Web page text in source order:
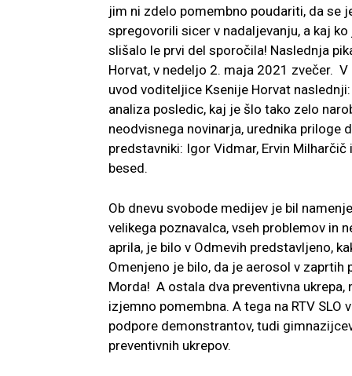
jim ni zdelo pomembno poudariti, da se
spregovorili sicer v nadaljevanju, a kaj
slišalo le prvi del sporočila! Naslednja
Horvat, v nedeljo 2. maja 2021 zvečer.
uvod voditeljice Ksenije Horvat
analiza posledic, kaj je šlo tako zelo
neodvisnega novinarja, urednika priloge
predstavniki: Igor Vidmar, Ervin
besed.
Ob dnevu svobode medijev je bil
velikega poznavalca, vseh problemov in
aprila, je bilo v Odmevih predstavljeno,
Omenjeno je bilo, da je aerosol v
Morda! A ostala dva preventivna
izjemno pomembna. A tega na RTV
podpore demonstrantov, tudi
preventivnih ukrepov.